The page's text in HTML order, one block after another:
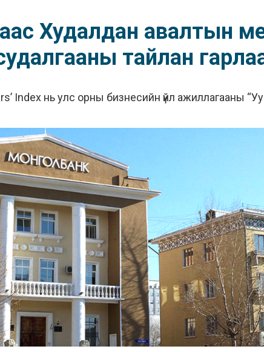
Худалдан авалтын
тайлан
Index нь улс орны бизнесийн үйл ажиллагааны